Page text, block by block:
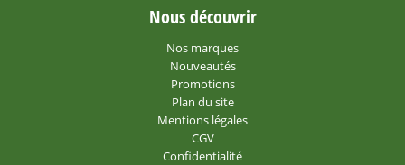
Nous découvrir
Nos marques
Nouveautés
Promotions
Plan du site
Mentions légales
CGV
Confidentialité